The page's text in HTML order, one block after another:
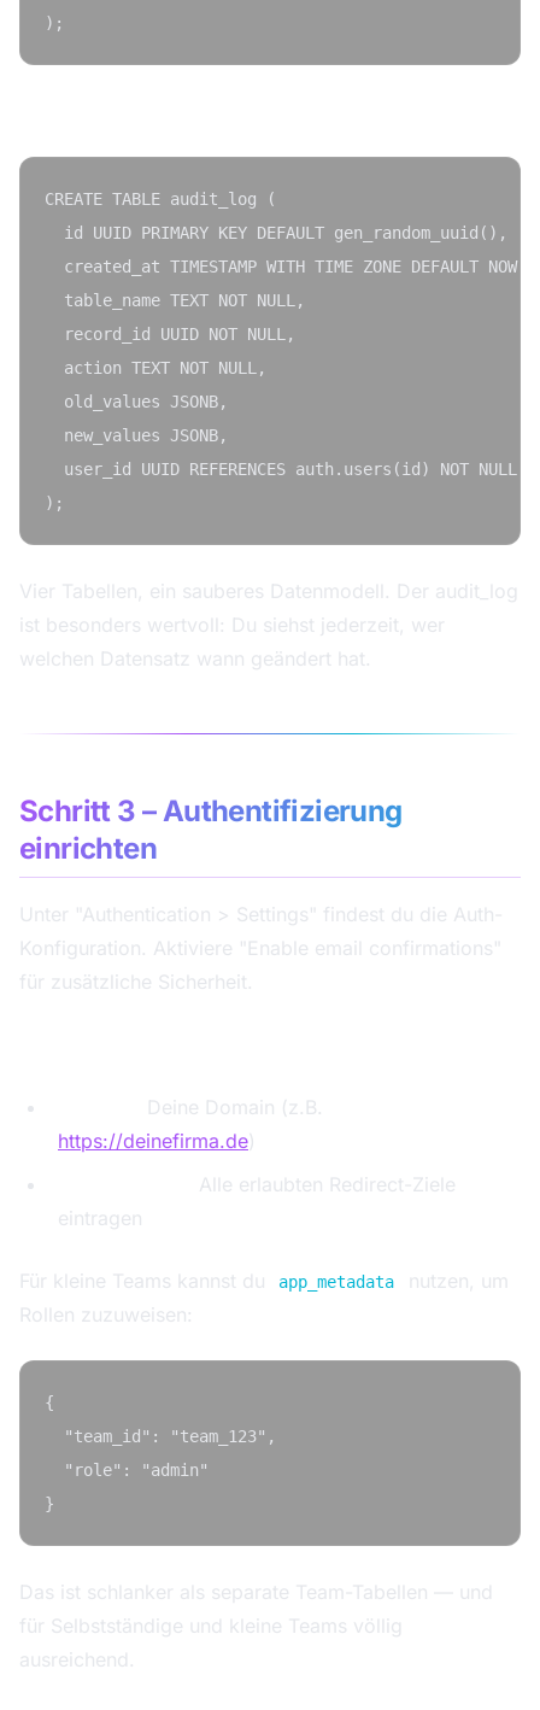
CREATE TABLE audit_log (
  id UUID PRIMARY KEY DEFAULT gen_random_uuid(),
created_at TIMESTAMP WITH TIME ZONE DEFAULT
  table_name TEXT NOT NULL,
  record_id UUID NOT NULL,
  action TEXT NOT NULL,
  old_values JSONB,
  new_values JSONB,
  user_id UUID REFERENCES auth.users(id) NOT NULL
Vier Tabellen, ein sauberes Datenmodell. Der audit_log
ist besonders wertvoll: Du siehst jederzeit, wer
welchen Datensatz wann geändert hat.
Schritt 3 – Authentifizierung
einrichten
Unter "Authentication > Settings" findest du die Auth-
Konfiguration. Aktiviere "Enable email confirmations"
für zusätzliche Sicherheit.
Deine Domain (z.B.
https://deinefirma.de)
Alle erlaubten Redirect-Ziele
eintragen
Für kleine Teams kannst du app_metadata
nutzen, um
Rollen zuzuweisen:
{
  "team_id": "team_123",
  "role": "admin"
Das ist schlanker als separate Team-Tabellen — und
für Selbstständige und kleine Teams völlig
ausreichend.